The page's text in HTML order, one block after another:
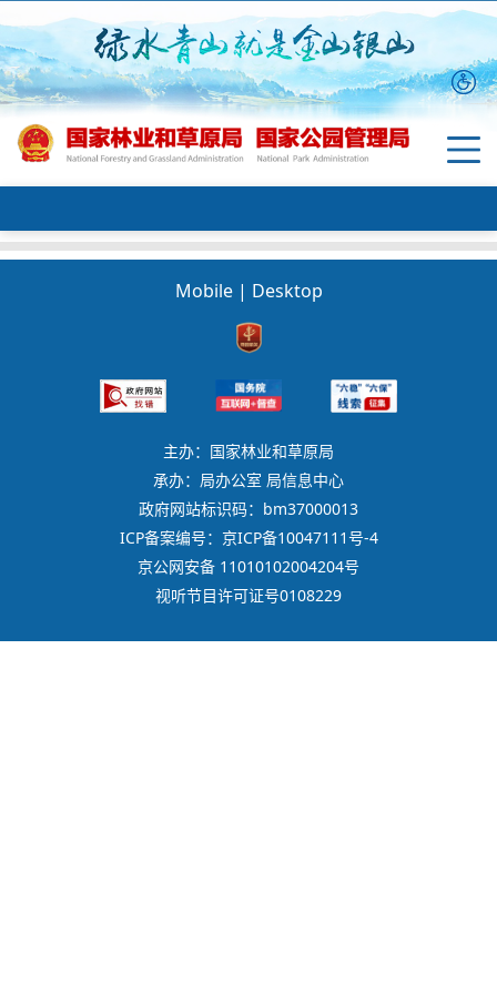
Mobile | Desktop
主办：国家林业和草原局
承办：局办公室 局信息中心
政府网站标识码：bm37000013
ICP备案编号：京ICP备10047111号-4
京公网安备 11010102004204号
视听节目许可证号0108229